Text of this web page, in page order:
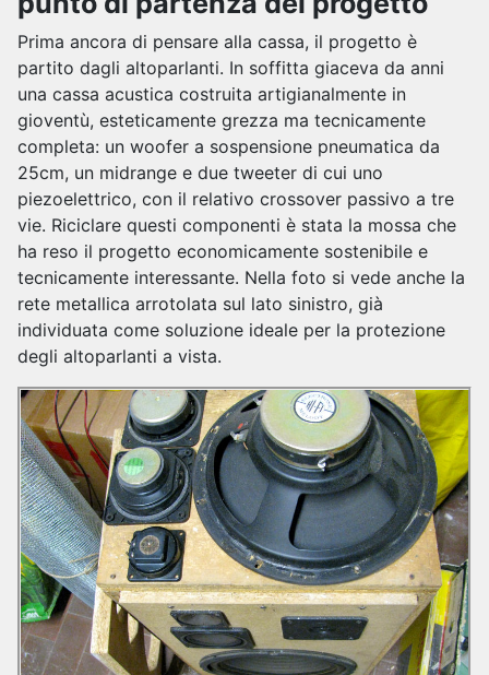
Prima ancora di pensare alla cassa, il progetto è
partito dagli altoparlanti. In soffitta giaceva da anni
una cassa acustica costruita artigianalmente in
gioventù, esteticamente grezza ma tecnicamente
completa: un woofer a sospensione pneumatica da
25cm, un midrange e due tweeter di cui uno
piezoelettrico, con il relativo crossover passivo a tre
vie. Riciclare questi componenti è stata la mossa che
ha reso il progetto economicamente sostenibile e
tecnicamente interessante. Nella foto si vede anche la
rete metallica arrotolata sul lato sinistro, già
individuata come soluzione ideale per la protezione
degli altoparlanti a vista.